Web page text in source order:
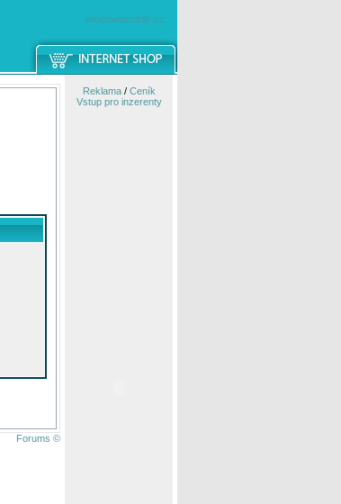
windowsmobile.cz
Forums ©
Reklama/ Ceník
Vstup pro inzerenty